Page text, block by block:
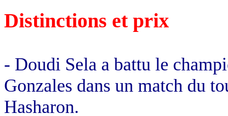
Distinctions et prix
- Doudi Sela a battu le
Gonzales dans un match du
Hasharon.